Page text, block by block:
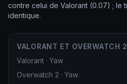
contre celui de Valorant (0.07) ; le
identique.
VALORANT ET OVERWATCH
Valorant · Yaw
Overwatch 2 · Yaw